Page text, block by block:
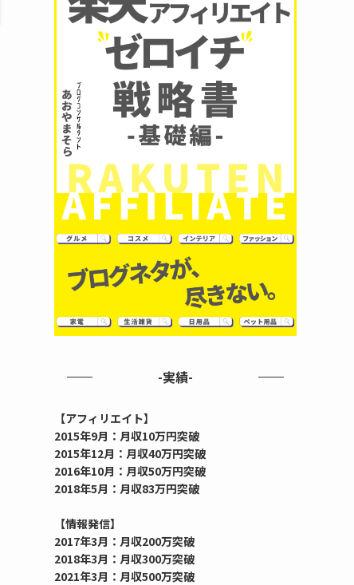
-実績-
【アフィリエイト】
2015年9月：月収10万円突破
2015年12月：月収40万円突破
2016年10月：月収50万円突破
2018年5月：月収83万円突破
【情報発信】
2017年3月：月収200万突破
2018年3月：月収300万突破
2021年3月：月収500万突破